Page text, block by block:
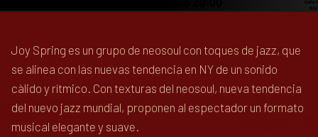
Joy Spring es un grupo de neosoul con toques de jazz, que
se alinea con las nuevas tendencia en NY de un sonido
càlido y rítmico. Con texturas del neosoul, nueva tendencia
del nuevo jazz mundial, proponen al espectador un formato
musical elegante y suave.
BLOG